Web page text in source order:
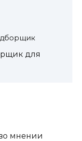
для
мнении